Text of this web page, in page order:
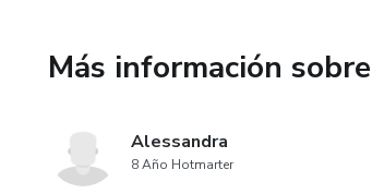
Más información
Alessandra
8 Año Hotmarter